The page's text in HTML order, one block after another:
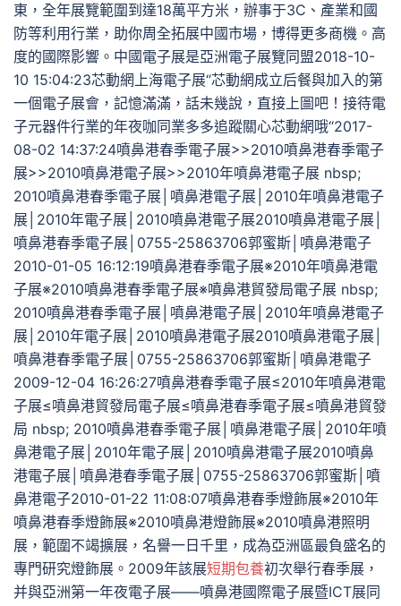
東，全年展覽範圍到達18萬平方米，辦事于3C、產業和國
防等利用行業，助你周全拓展中國市場，博得更多商機。高
度的國際影響。中國電子展是亞洲電子展覽同盟2018-10-
10 15:04:23芯動網上海電子展“芯動網成立后餐與加入的第
一個電子展會，記憶滿滿，話未幾說，直接上圖吧！接待電
子元器件行業的年夜咖同業多多追蹤關心芯動網哦“2017-
08-02 14:37:24噴鼻港春季電子展>>2010噴鼻港春季電子
展>>2010噴鼻港電子展>>2010年噴鼻港電子展 nbsp;
2010噴鼻港春季電子展│噴鼻港電子展│2010年噴鼻港電子
展│2010年電子展│2010噴鼻港電子展2010噴鼻港電子展│
噴鼻港春季電子展│0755-25863706郭蜜斯│噴鼻港電子
2010-01-05 16:12:19噴鼻港春季電子展※2010年噴鼻港電
子展※2010噴鼻港春季電子展※噴鼻港貿發局電子展 nbsp;
2010噴鼻港春季電子展│噴鼻港電子展│2010年噴鼻港電子
展│2010年電子展│2010噴鼻港電子展2010噴鼻港電子展│
噴鼻港春季電子展│0755-25863706郭蜜斯│噴鼻港電子
2009-12-04 16:26:27噴鼻港春季電子展≤2010年噴鼻港電
子展≤噴鼻港貿發局電子展≤噴鼻港春季電子展≤噴鼻港貿發
局 nbsp; 2010噴鼻港春季電子展│噴鼻港電子展│2010年噴
鼻港電子展│2010年電子展│2010噴鼻港電子展2010噴鼻
港電子展│噴鼻港春季電子展│0755-25863706郭蜜斯│噴
鼻港電子2010-01-22 11:08:07噴鼻港春季燈飾展※2010年
噴鼻港春季燈飾展※2010噴鼻港燈飾展※2010噴鼻港照明
展，範圍不竭擴展，名譽一日千里，成為亞洲區最負盛名的
專門研究燈飾展。2009年該展短期包養初次舉行春季展，
并與亞洲第一年夜電子展——噴鼻港國際電子展暨ICT展同